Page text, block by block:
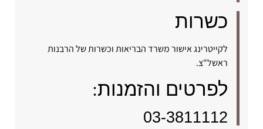
כשרות
לקייטרינג אישור משרד הבריאות וכשרות של הרבנות
ראשל"צ.
לפרטים והזמנות:
03-3811112